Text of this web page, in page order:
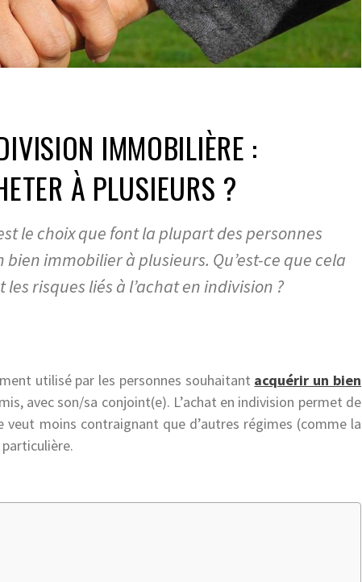
IMMOBILIÈRE :
À PLUSIEURS ?
le choix que font la plupart des personnes
immobilier à plusieurs. Qu’est-ce que cela
risques liés à l’achat en indivision ?
utilisé par les personnes souhaitant acquérir un bien
avec son/sa conjoint(e). L’achat en indivision permet de
moins contraignant que d’autres régimes (comme la